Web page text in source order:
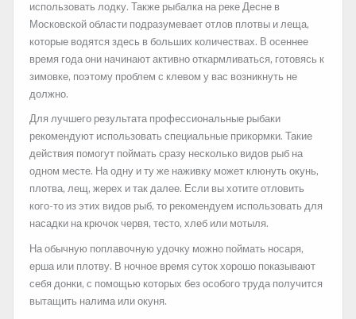
использовать лодку. Также рыбалка на реке Десне в
Московской области подразумевает отлов плотвы и леща,
которые водятся здесь в больших количествах. В осеннее
время года они начинают активно откармливаться, готовясь к
зимовке, поэтому проблем с клевом у вас возникнуть не
должно.
Для лучшего результата профессиональные рыбаки
рекомендуют использовать специальные прикормки. Такие
действия помогут поймать сразу несколько видов рыб на
одном месте. На одну и ту же наживку может клюнуть окунь,
плотва, лещ, жерех и так далее. Если вы хотите отловить
кого-то из этих видов рыб, то рекомендуем использовать для
насадки на крючок червя, тесто, хлеб или мотыля.
На обычную поплавочную удочку можно поймать носаря,
ерша или плотву. В ночное время суток хорошо показывают
себя донки, с помощью которых без особого труда получится
вытащить налима или окуня.